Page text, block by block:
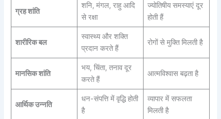
ग्रह शांति
शनि, मंगल, राहु आदि
से रक्षा
ज्योतिषीय समस्याएं दूर
होती हैं
शारीरिक बल
स्वास्थ्य और शक्ति
प्रदान करते हैं
रोगों से मुक्ति मिलती है
मानसिक शांति
भय, चिंता, तनाव दूर
करते हैं
आत्मविश्वास बढ़ता है
आर्थिक उन्नति
धन-संपत्ति में वृद्धि होती
है
व्यापार में सफलता
मिलती है